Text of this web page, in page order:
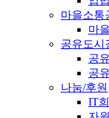
마을소통
마
공유도시
공
공
나눔/후원
IT